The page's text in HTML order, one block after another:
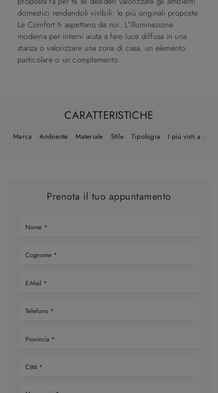
domestici rendendoli vivibili: le più originali proposte
Le Comfort ti aspettano da noi. L’Illuminazione
moderna per interni aiuta a fare luce diffusa in una
stanza o valorizzare una zona di casa, un elemento
particolare o un complemento.
CARATTERISTICHE
Marca Ambiente Materiale Stile Tipologia I più visti a :
Prenota il tuo appuntamento